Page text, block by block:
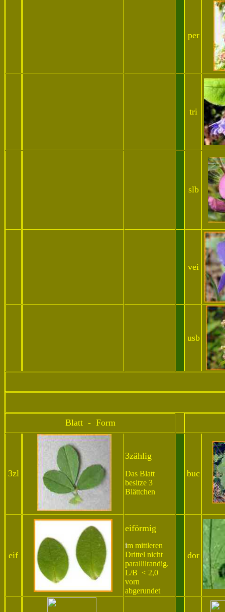
per
tri
slb
vei
usb
Blatt - Form
3zl
3zählig
Das Blatt
besitze 3
Blättchen
buc
eif
eiförmig
im mittleren
Drittel nicht
parallilrandig.
L/B < 2,0
vorn
abgerundet
dor